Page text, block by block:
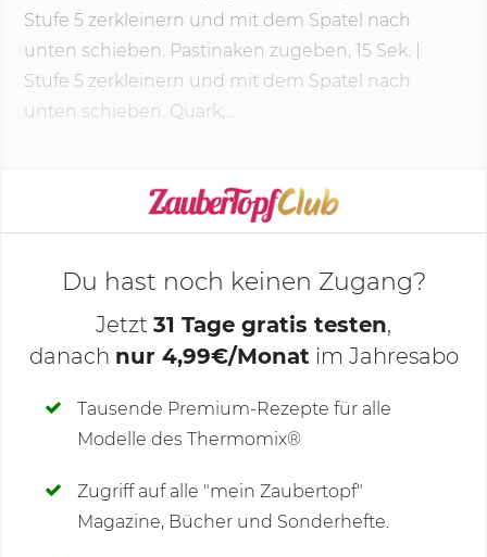
Stufe 5 zerkleinern und mit dem Spatel nach
unten schieben. Pastinaken zugeben, 15 Sek.
Stufe 5 zerkleinern und mit dem Spatel nach
unten schieben. Quark,...
KOCHMODUS STARTEN
Deine Notizen
Du hast noch keinen Zugang?
Jetzt 31 Tage gratis testen,
danach nur 4,99€/Monat im Jahresabo
Tausende Premium-Rezepte für alle
Modelle des Thermomix®
Zugriff auf alle "mein Zaubertopf"
Magazine, Bücher und Sonderhefte.